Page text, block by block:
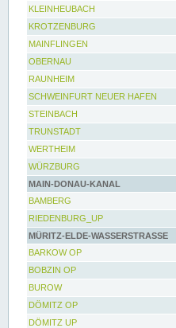
KLEINHEUBACH
KROTZENBURG
MAINFLINGEN
OBERNAU
RAUNHEIM
SCHWEINFURT NEUER HAFEN
STEINBACH
TRUNSTADT
WERTHEIM
WÜRZBURG
MAIN-DONAU-KANAL
BAMBERG
RIEDENBURG_UP
MÜRITZ-ELDE-WASSERSTRASSE
BARKOW OP
BOBZIN OP
BUROW
DÖMITZ OP
DÖMITZ UP